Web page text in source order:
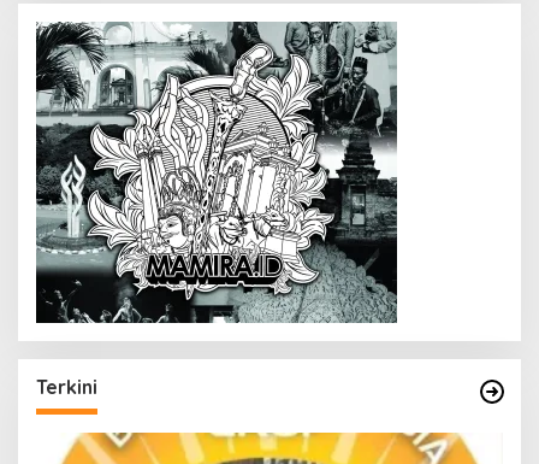
Terkini